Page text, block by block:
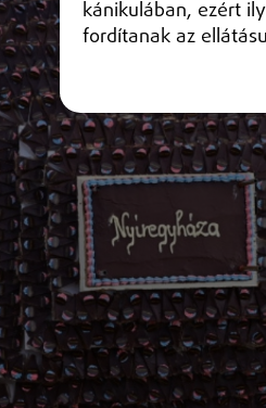
kánikulában, ezért
fordítanak az